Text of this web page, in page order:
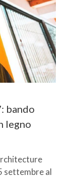
bando
legno
settembre al